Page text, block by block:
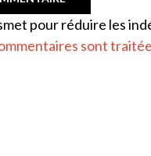
pour réduire les
sont